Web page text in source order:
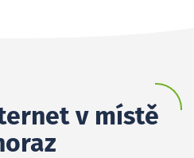
v místě